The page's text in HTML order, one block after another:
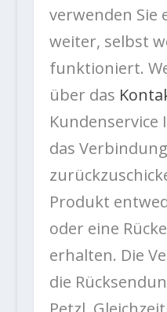
verwenden Sie
weiter, selbst
funktioniert.
über das
Kundenservice
das
Produkt
oder eine
erhalten. Die
die